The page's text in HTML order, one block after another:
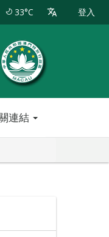
33°C 登入
連結